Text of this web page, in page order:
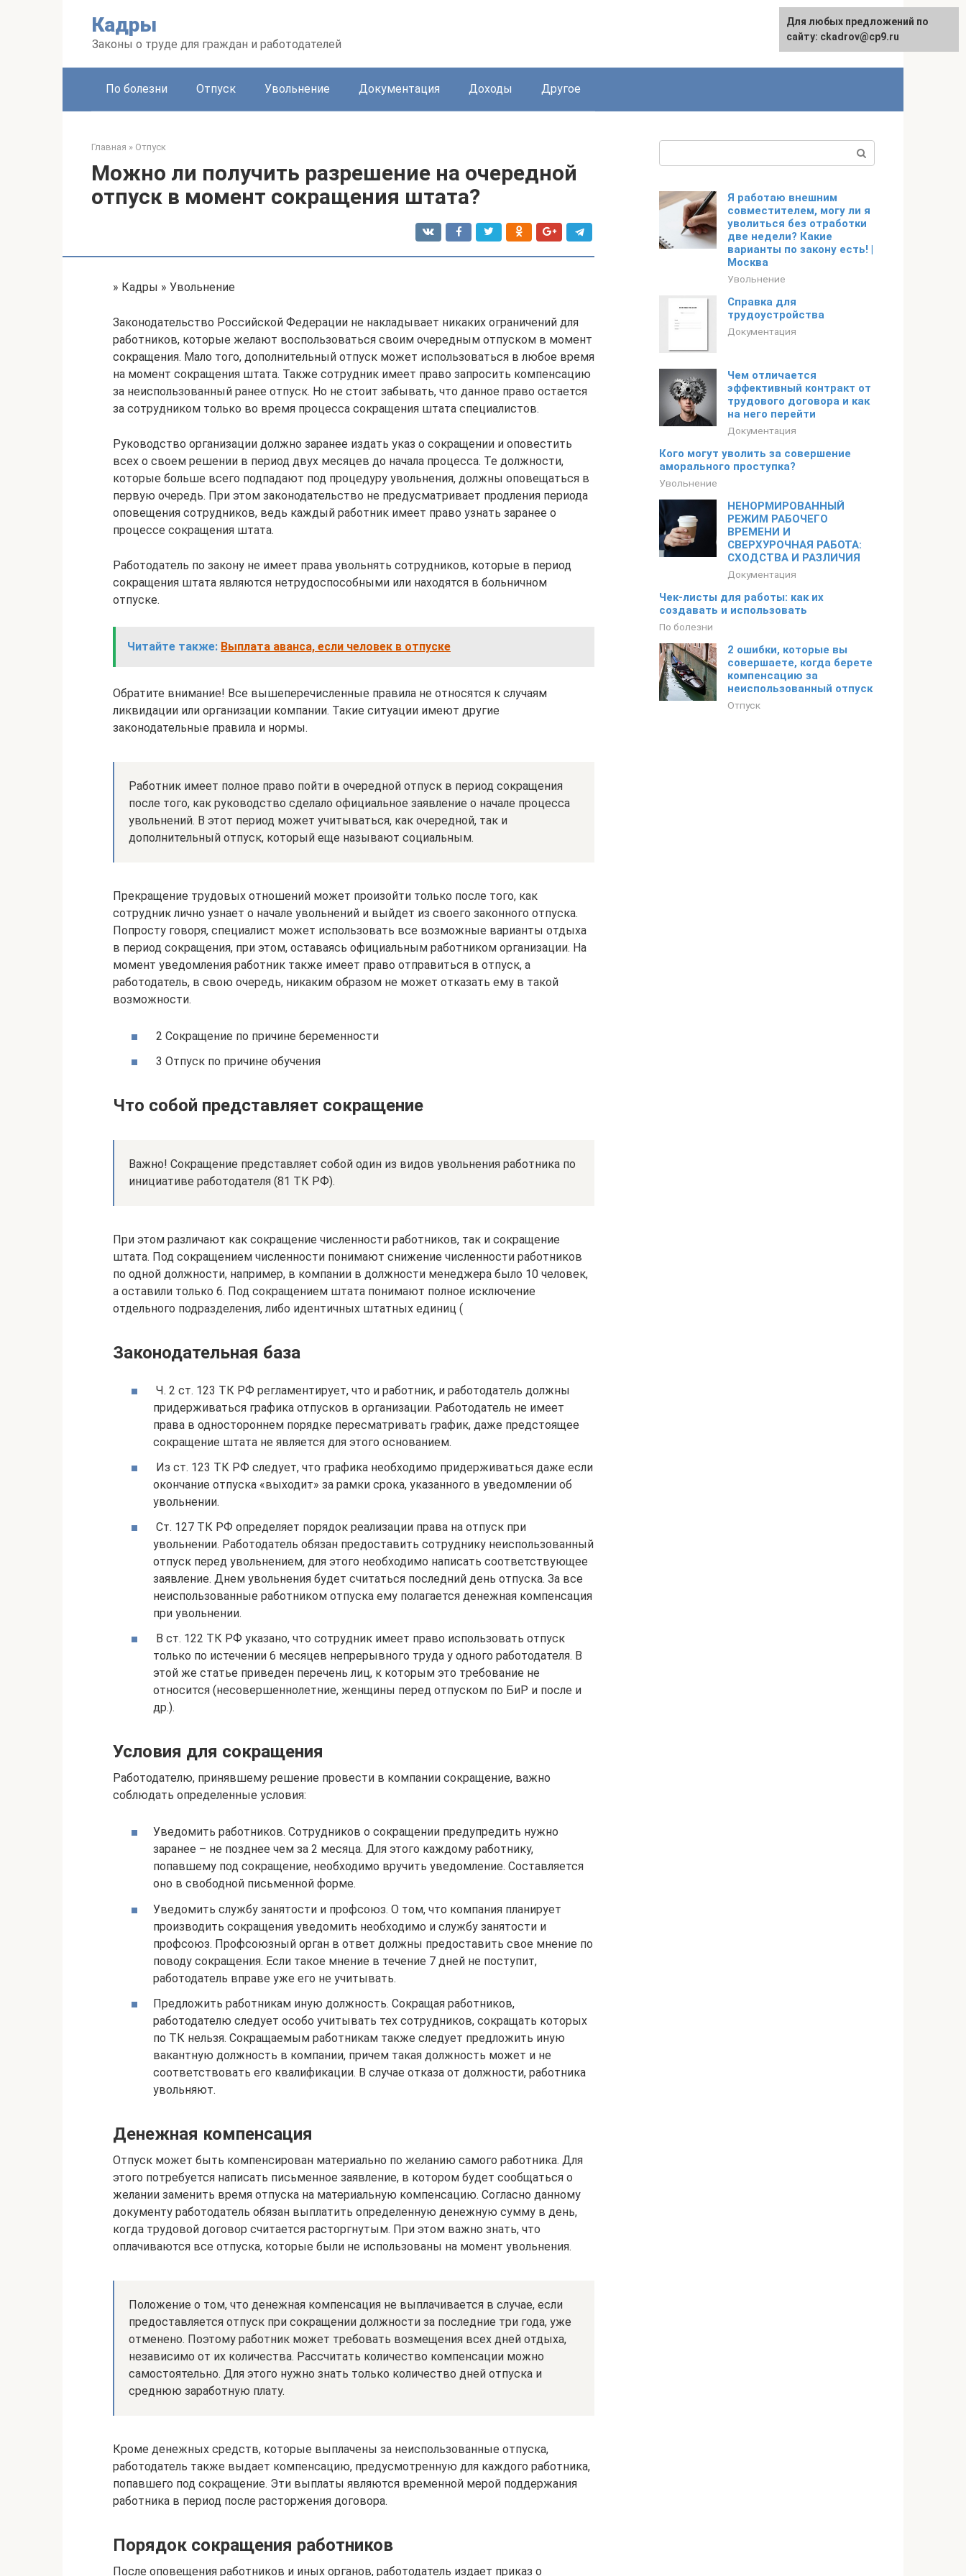
Кадры
Законы о труде для граждан и работодателей
По болезни Отпуск Увольнение Документация Доходы Другое
Главная » Отпуск
Можно ли получить разрешение на очередной
отпуск в момент сокращения штата?
» Кадры » Увольнение
Законодательство Российской Федерации не накладывает никаких ограничений для
работников, которые желают воспользоваться своим очередным отпуском в момент
сокращения. Мало того, дополнительный отпуск может использоваться в любое время
на момент сокращения штата. Также сотрудник имеет право запросить компенсацию
за неиспользованный ранее отпуск. Но не стоит забывать, что данное право остается
за сотрудником только во время процесса сокращения штата специалистов.
Руководство организации должно заранее издать указ о сокращении и оповестить
всех о своем решении в период двух месяцев до начала процесса. Те должности,
которые больше всего подпадают под процедуру увольнения, должны оповещаться в
первую очередь. При этом законодательство не предусматривает продления периода
оповещения сотрудников, ведь каждый работник имеет право узнать заранее о
процессе сокращения штата.
Работодатель по закону не имеет права увольнять сотрудников, которые в период
сокращения штата являются нетрудоспособными или находятся в больничном
отпуске.
Читайте также: Выплата аванса, если человек в отпуске
Обратите внимание! Все вышеперечисленные правила не относятся к случаям
ликвидации или организации компании. Такие ситуации имеют другие
законодательные правила и нормы.
Работник имеет полное право пойти в очередной отпуск в период сокращения
после того, как руководство сделало официальное заявление о начале процесса
увольнений. В этот период может учитываться, как очередной, так и
дополнительный отпуск, который еще называют социальным.
Прекращение трудовых отношений может произойти только после того, как
сотрудник лично узнает о начале увольнений и выйдет из своего законного отпуска.
Попросту говоря, специалист может использовать все возможные варианты отдыха
в период сокращения, при этом, оставаясь официальным работником организации. На
момент уведомления работник также имеет право отправиться в отпуск, а
работодатель, в свою очередь, никаким образом не может отказать ему в такой
возможности.
2 Сокращение по причине беременности
3 Отпуск по причине обучения
Что собой представляет сокращение
Важно! Сокращение представляет собой один из видов увольнения работника по
инициативе работодателя (81 ТК РФ).
При этом различают как сокращение численности работников, так и сокращение
штата. Под сокращением численности понимают снижение численности работников
по одной должности, например, в компании в должности менеджера было 10 человек,
а оставили только 6. Под сокращением штата понимают полное исключение
отдельного подразделения, либо идентичных штатных единиц (
Законодательная база
Ч. 2 ст. 123 ТК РФ регламентирует, что и работник, и работодатель должны
придерживаться графика отпусков в организации. Работодатель не имеет
права в одностороннем порядке пересматривать график, даже предстоящее
сокращение штата не является для этого основанием.
Из ст. 123 ТК РФ следует, что графика необходимо придерживаться даже если
окончание отпуска «выходит» за рамки срока, указанного в уведомлении об
увольнении.
Ст. 127 ТК РФ определяет порядок реализации права на отпуск при
увольнении. Работодатель обязан предоставить сотруднику неиспользованный
отпуск перед увольнением, для этого необходимо написать соответствующее
заявление. Днем увольнения будет считаться последний день отпуска. За все
неиспользованные работником отпуска ему полагается денежная компенсация
при увольнении.
В ст. 122 ТК РФ указано, что сотрудник имеет право использовать отпуск
только по истечении 6 месяцев непрерывного труда у одного работодателя. В
этой же статье приведен перечень лиц, к которым это требование не
относится (несовершеннолетние, женщины перед отпуском по БиР и после и
др.).
Условия для сокращения
Работодателю, принявшему решение провести в компании сокращение, важно
соблюдать определенные условия:
Уведомить работников. Сотрудников о сокращении предупредить нужно
заранее – не позднее чем за 2 месяца. Для этого каждому работнику,
попавшему под сокращение, необходимо вручить уведомление. Составляется
оно в свободной письменной форме.
Уведомить службу занятости и профсоюз. О том, что компания планирует
производить сокращения уведомить необходимо и службу занятости и
профсоюз. Профсоюзный орган в ответ должны предоставить свое мнение по
поводу сокращения. Если такое мнение в течение 7 дней не поступит,
работодатель вправе уже его не учитывать.
Предложить работникам иную должность. Сокращая работников,
работодателю следует особо учитывать тех сотрудников, сокращать которых
по ТК нельзя. Сокращаемым работникам также следует предложить иную
вакантную должность в компании, причем такая должность может и не
соответствовать его квалификации. В случае отказа от должности, работника
увольняют.
Денежная компенсация
Отпуск может быть компенсирован материально по желанию самого работника. Для
этого потребуется написать письменное заявление, в котором будет сообщаться о
желании заменить время отпуска на материальную компенсацию. Согласно данному
документу работодатель обязан выплатить определенную денежную сумму в день,
когда трудовой договор считается расторгнутым. При этом важно знать, что
оплачиваются все отпуска, которые были не использованы на момент увольнения.
Положение о том, что денежная компенсация не выплачивается в случае, если
предоставляется отпуск при сокращении должности за последние три года, уже
отменено. Поэтому работник может требовать возмещения всех дней отдыха,
независимо от их количества. Рассчитать количество компенсации можно
самостоятельно. Для этого нужно знать только количество дней отпуска и
среднюю заработную плату.
Кроме денежных средств, которые выплачены за неиспользованные отпуска,
работодатель также выдает компенсацию, предусмотренную для каждого работника,
попавшего под сокращение. Эти выплаты являются временной мерой поддержания
работника в период после расторжения договора.
Порядок сокращения работников
После оповещения работников и иных органов, работодатель издает приказ о
Я работаю внешним
совместителем, могу ли я
уволиться без отработки
две недели? Какие
варианты по закону есть! |
Москва
Увольнение
Справка для
трудоустройства
Документация
Чем отличается
эффективный контракт от
трудового договора и как
на него перейти
Документация
Кого могут уволить за совершение
аморального проступка?
Увольнение
НЕНОРМИРОВАННЫЙ
РЕЖИМ РАБОЧЕГО
ВРЕМЕНИ И
СВЕРХУРОЧНАЯ РАБОТА:
СХОДСТВА И РАЗЛИЧИЯ
Документация
Чек-листы для работы: как их
создавать и использовать
По болезни
2 ошибки, которые вы
совершаете, когда берете
компенсацию за
неиспользованный отпуск
Отпуск
Для любых предложений по
сайту: ckadrov@cp9.ru